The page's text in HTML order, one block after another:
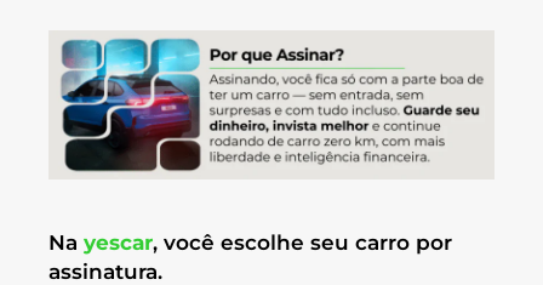
Na yescar, você escolhe seu carro por
assinatura.